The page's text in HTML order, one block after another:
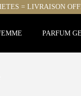
= LIVRAISON
PARFUM